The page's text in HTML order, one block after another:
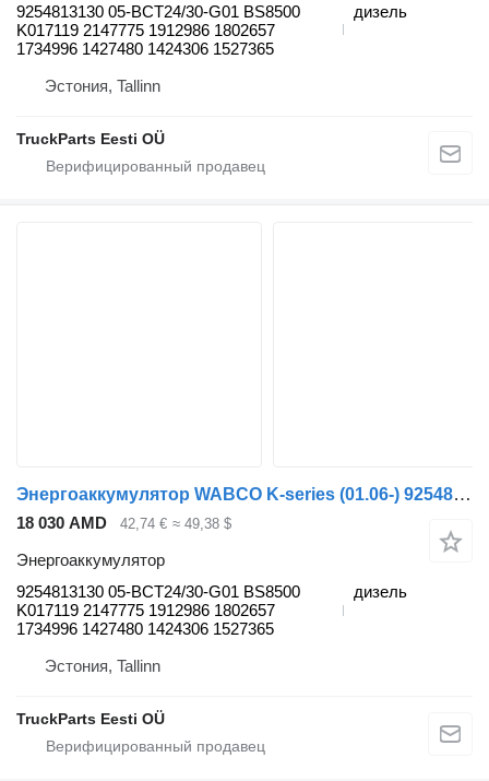
9254813130 05-BCT24/30-G01 BS8500
K017119 2147775 1912986 1802657
1734996 1427480 1424306 1527365
дизель
Эстония, Tallinn
TruckParts Eesti OÜ
Энергоаккумулятор WABCO K-series (01.06-) 9254813130 для автобуса Scania K,N,F-series bus (2006-)
18 030 AMD 42,74 € ≈ 49,38 $
Энергоаккумулятор
9254813130 05-BCT24/30-G01 BS8500
K017119 2147775 1912986 1802657
1734996 1427480 1424306 1527365
дизель
Эстония, Tallinn
TruckParts Eesti OÜ